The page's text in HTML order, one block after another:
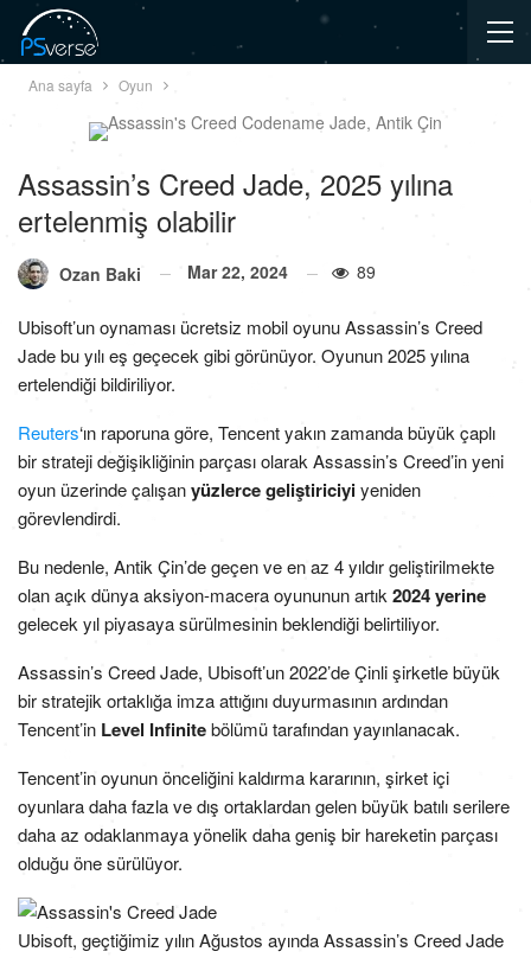
Ana sayfa Oyun
Assassin’s Creed Jade, 2025 yılına
ertelenmiş olabilir
Ozan Baki Mar 22, 2024 89
Ubisoft’un oynaması ücretsiz mobil oyunu Assassin’s Creed
Jade bu yılı eş geçecek gibi görünüyor. Oyunun 2025 yılına
ertelendiği bildiriliyor.
Reuters‘ın raporuna göre, Tencent yakın zamanda büyük çaplı
bir strateji değişikliğinin parçası olarak Assassin’s Creed’in yeni
oyun üzerinde çalışanyüzlerce geliştiriciyiyeniden
görevlendirdi.
Bu nedenle, Antik Çin’de geçen ve en az 4 yıldır geliştirilmekte
olan açık dünya aksiyon-macera oyununun artık2024 yerine
gelecek yıl piyasaya sürülmesinin beklendiği belirtiliyor.
Assassin’s Creed Jade, Ubisoft’un 2022’de Çinli şirketle büyük
bir stratejik ortaklığa imza attığını duyurmasının ardından
Tencent’in Level Infinitebölümü tarafından yayınlanacak.
Tencent’in oyunun önceliğini kaldırma kararının, şirket içi
oyunlara daha fazla ve dış ortaklardan gelen büyük batılı serilere
daha az odaklanmaya yönelik daha geniş bir hareketin parçası
olduğu öne sürülüyor.
Ubisoft, geçtiğimiz yılın Ağustos ayında Assassin’s Creed Jade